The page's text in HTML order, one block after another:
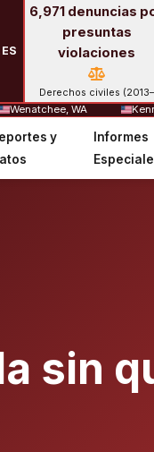
6,971 denuncias
presuntas
violaciones
Derechos civiles (2013–
2024).
Wenatchee, WA
y
Informes
sin